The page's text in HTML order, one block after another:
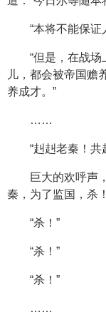
“本将不能保证
“但是，在战
儿，都会被帝国赡
养成才。”
……
“赳赳老秦！共
巨大的欢呼声
秦，为了监国，杀
“杀！”
“杀！”
“杀！”
……